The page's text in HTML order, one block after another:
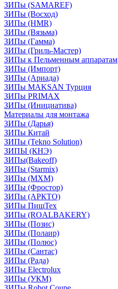
ЗИПы (SAMAREF)
ЗИПы (Восход)
ЗИПы (HMR)
ЗИПы (Вязьма)
ЗИПы (Гамма)
ЗИПы (Гриль-Мастер)
ЗИПы к Пельменным аппаратам
ЗИПы (Импорт)
ЗИПы (Ариада)
ЗИПы MAKSAN Турция
ЗИПы PRIMAX
ЗИПы (Инициатива)
Материалы для монтажа
ЗИПы (Дарья)
ЗИПы Китай
ЗИПы (Tekno Solution)
ЗИПЫ (КНЭ)
ЗИПы(Bakeoff)
ЗИПы (Starmix)
ЗИПы (МХМ)
ЗИПы (Фростор)
ЗИПы (АРКТО)
ЗИПы ПищТех
ЗИПы (ROALBAKERY)
ЗИПы (Позис)
ЗИПы (Полаир)
ЗИПы (Полюс)
ЗИПы (Сантас)
ЗИПы (Рада)
ЗИПы Electrolux
ЗИПы (УКМ)